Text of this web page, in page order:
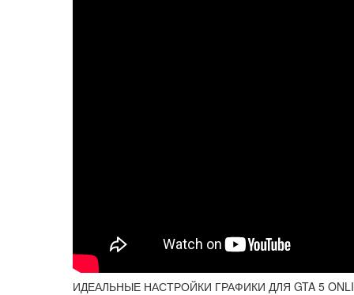
ИДЕАЛЬНЫЕ НАСТРОЙКИ ГРАФИКИ ДЛЯ GTA 5